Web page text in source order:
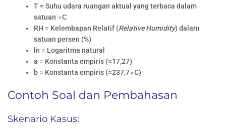
T = Suhu udara ruangan aktual yang terbaca dalam
satuan ∘C
RH = Kelembapan Relatif (Relative Humidity) dalam
satuan persen (%)
ln = Logaritma natural
a = Konstanta empiris (≈17,27)
b = Konstanta empiris (≈237,7∘C)
Contoh Soal dan Pembahasan
Skenario Kasus: